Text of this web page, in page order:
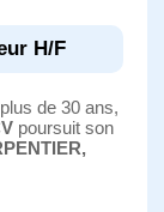
H/F
de 30 ans,
poursuit son